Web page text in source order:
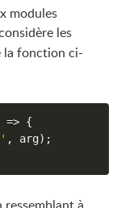
modules
les
la fonction ci-
=> {
, arg) ;